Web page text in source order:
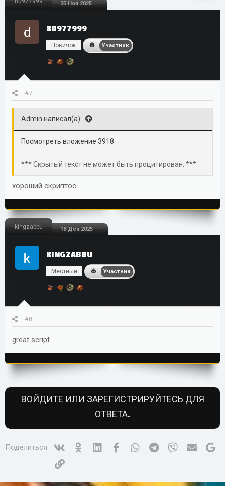
25 Ноя 2025
80977999
Новичок Участник
#7
Admin написал(а):
Посмотреть вложение 3918
*** Скрытый текст не может быть процитирован. ***
хороший скриптос
kingzabbu 18 Дек 2025
KINGZABBU
Местный Участник
#8
great script
ВОЙДИТЕ ИЛИ ЗАРЕГИСТРИРУЙТЕСЬ ДЛЯ
ОТВЕТА.
Поделиться: Ok Linked InFacebookWhatsAppTelegramViber